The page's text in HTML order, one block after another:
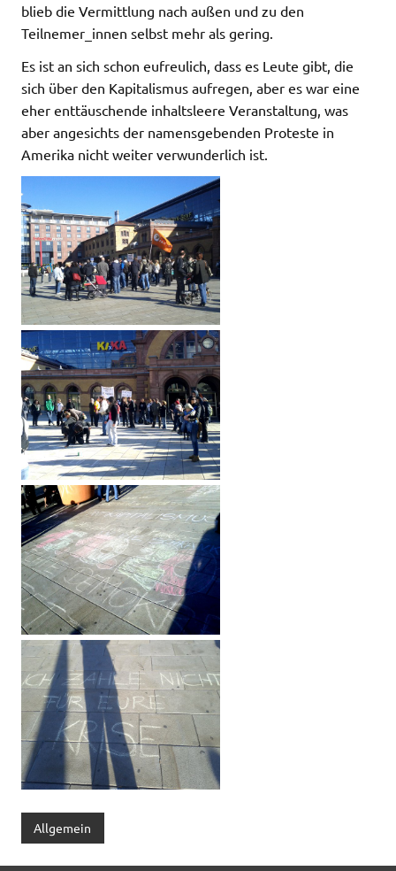
blieb die Vermittlung nach außen und zu den
Teilnemer_innen selbst mehr als gering.
Es ist an sich schon eufreulich, dass es Leute gibt, die
sich über den Kapitalismus aufregen, aber es war eine
eher enttäuschende inhaltsleere Veranstaltung, was
aber angesichts der namensgebenden Proteste in
Amerika nicht weiter verwunderlich ist.
Allgemein